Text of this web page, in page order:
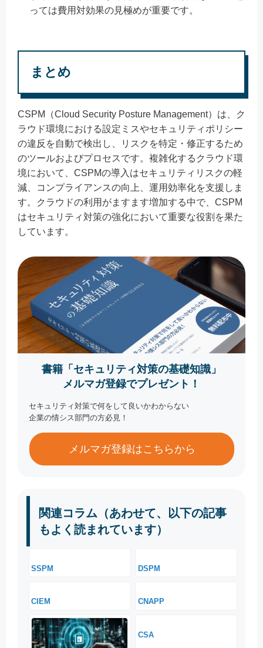
っては費用対効果の見極めが重要です。
まとめ
CSPM（Cloud Security Posture Management）は、ク
ラウド環境における設定ミスやセキュリティポリシー
の違反を自動で検出し、リスクを特定・修正するため
のツールおよびプロセスです。複雑化するクラウド環
境において、CSPMの導入はセキュリティリスクの軽
減、コンプライアンスの向上、運用効率化を支援しま
す。クラウドの利用がますます増加する中で、CSPM
はセキュリティ対策の強化において重要な役割を果た
しています。
書籍「セキュリティ対策の基礎知識」
メルマガ登録でプレゼント！
セキュリティ対策で何をして良いかわからない
企業の情シス部門の方必見！
メルマガ登録はこちらから
関連コラム（あわせて、以下の記事
もよく読まれています）
SSPM DSPM
CIEM CNAPP
CSA